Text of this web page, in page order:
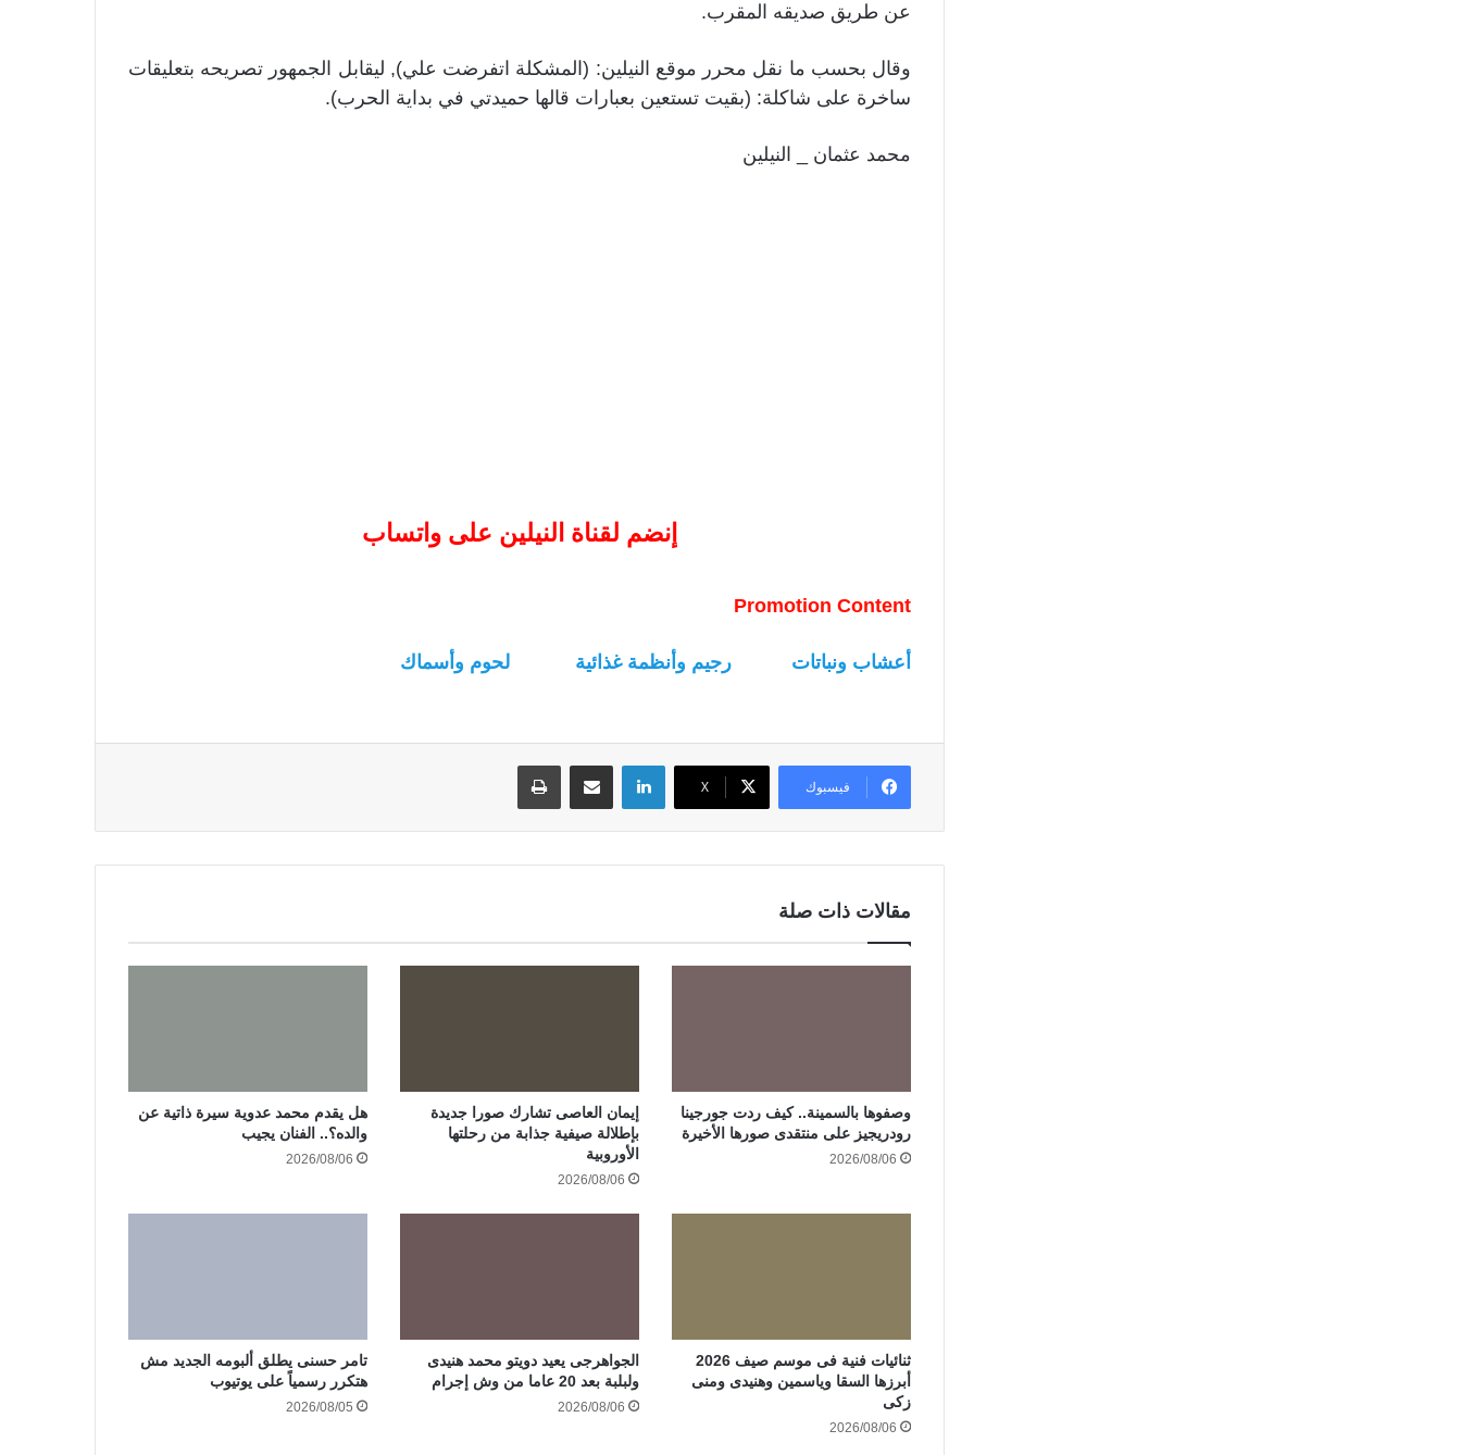
عن طريق صديقه المقرب.
وقال بحسب ما نقل محرر موقع النيلين: (المشكلة اتفرضت علي), ليقابل الجمهور تصريحه بتعليقات
ساخرة على شاكلة: (بقيت تستعين بعبارات قالها حميدتي في بداية الحرب).
محمد عثمان _ النيلين
إنضم لقناة النيلين على واتساب
Promotion Content
أعشاب ونباتات رجيم وأنظمة غذائية لحوم وأسماك
فيسبوك ‫X
لينكدإن
مقالات ذات صلة
وصفوها بالسمينة.. كيف ردت جورجينا
رودريجيز على منتقدى صورها الأخيرة
2026/08/06
إيمان العاصى تشارك صورا جديدة
بإطلالة صيفية جذابة من رحلتها
الأوروبية
2026/08/06
هل يقدم محمد عدوية سيرة ذاتية عن
والده؟.. الفنان يجيب
2026/08/06
ثنائيات فنية فى موسم صيف 2026
أبرزها السقا وياسمين وهنيدى ومنى
زكى
2026/08/06
الجواهرجى يعيد دويتو محمد هنيدى
ولبلبة بعد 20 عاما من وش إجرام
2026/08/06
تامر حسنى يطلق ألبومه الجديد مش
هتكرر رسمياً على يوتيوب
2026/08/05